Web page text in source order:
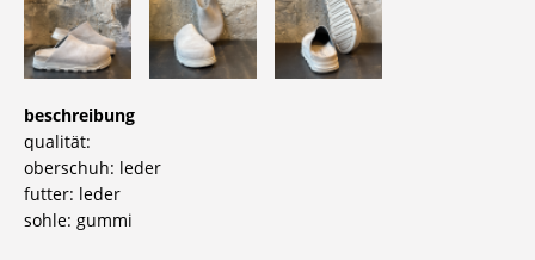
beschreibung
qualität:
oberschuh: leder
futter: leder
sohle: gummi